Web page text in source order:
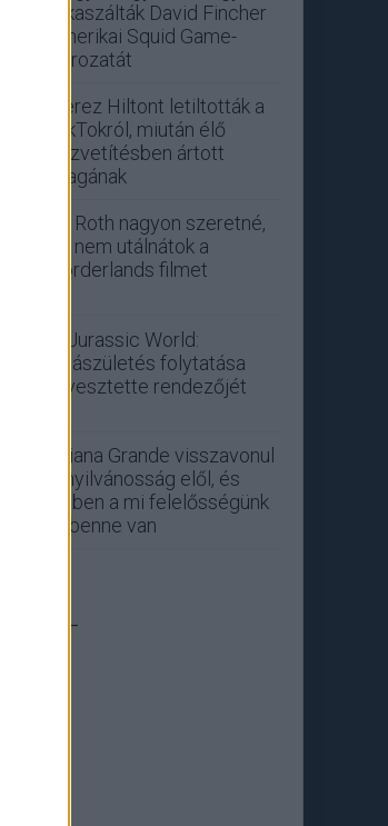
elkaszálták David Fincher
amerikai Squid Game-
sorozatát
Perez Hiltont letiltották a
TikTokról, miután élő
közvetítésben ártott
magának
Eli Roth nagyon szeretné,
ha nem utálnátok a
Borderlands filmet
A Jurassic World:
Újjászületés folytatása
elvesztette rendezőjét
Ariana Grande visszavonul
a nyilvánosság elől, és
ebben a mi felelősségünk
is benne van